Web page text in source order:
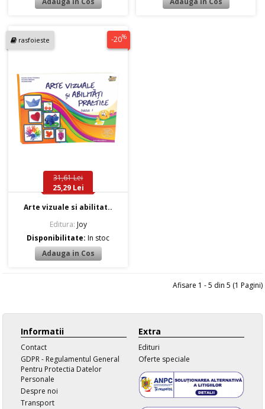
rasfoieste -20%
31,61 Lei
25,29 Lei
Arte vizuale si abilitat..
Editura: Joy
Disponibilitate:In stoc
Afisare 1 - 5 din 5 (1 Pagini)
Informatii
Contact
GDPR - Regulamentul General
Pentru Protectia Datelor
Personale
Despre noi
Transport
Extra
Edituri
Oferte speciale